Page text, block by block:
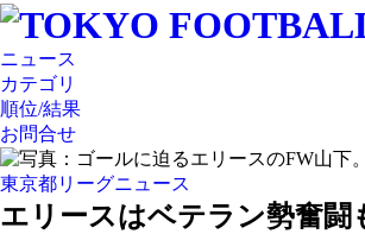
ニュース
カテゴリ
順位/結果
お問合せ
東京都リーグニュース
エリースはベテラン勢奮闘